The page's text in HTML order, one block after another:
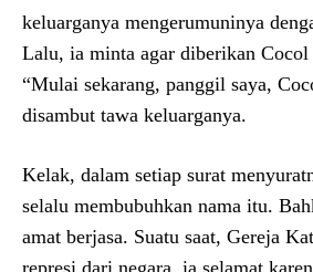
keluarganya mengerumuninya
Lalu, ia minta agar diberikan Cocol
“Mulai sekarang, panggil saya,
disambut tawa keluarganya.
Kelak, dalam setiap surat
selalu membubuhkan nama itu.
amat berjasa. Suatu saat, Gereja